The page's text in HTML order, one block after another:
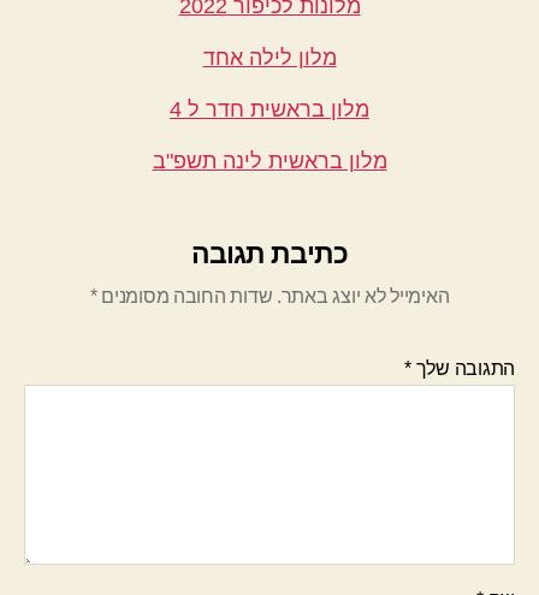
מלונות לכיפור 2022
מלון לילה אחד
מלון בראשית חדר ל 4
מלון בראשית לינה תשפ"ב
כתיבת תגובה
האימייל לא יוצג באתר. שדות החובה מסומנים*
התגובה שלך*